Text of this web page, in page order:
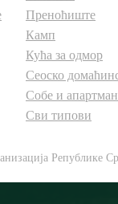
Преноћиште
Камп
Кућа за одмор
Сеоско
Собе и
Сви типови
Републике